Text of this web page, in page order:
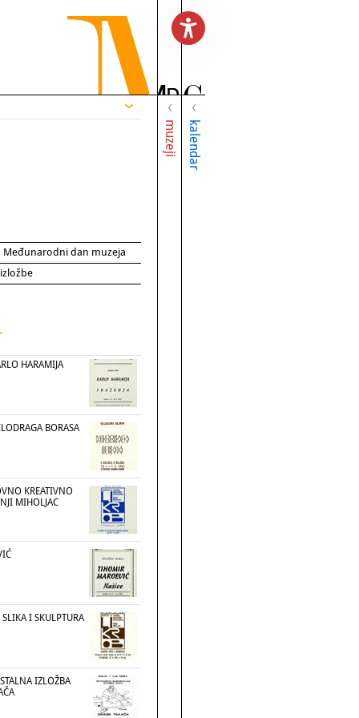
muzeji kalendar
Međunarodni dan muzeja
HARAMIJA
BORASA
KREATIVNO
MIHOLJAC
I SKULPTURA
IZLOŽBA